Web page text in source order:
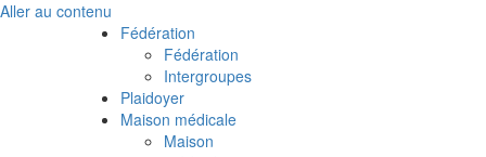
Aller au contenu
Fédération
Fédération
Intergroupes
Plaidoyer
Maison médicale
Maison